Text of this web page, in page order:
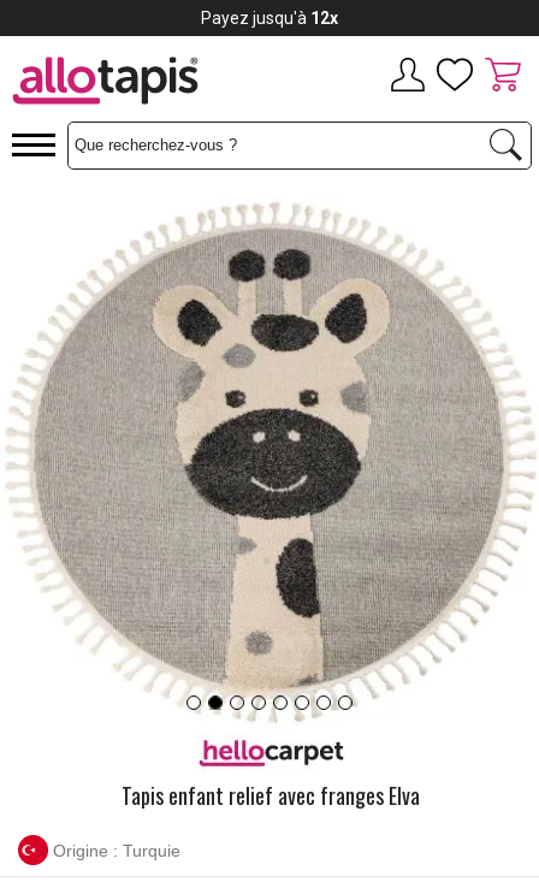
Tapis enfant relief avec franges Elva
Origine : Turquie
Payez jusqu'à 12x